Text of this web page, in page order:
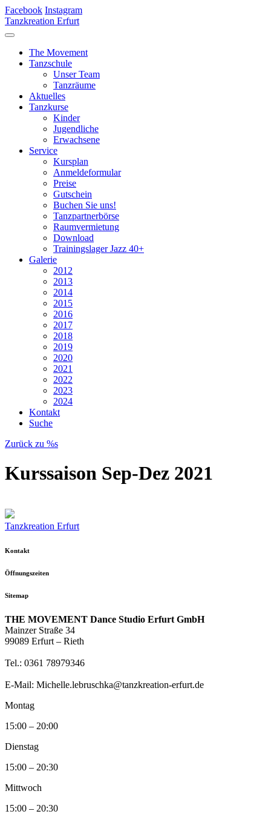
Facebook Instagram
Tanzkreation Erfurt
The Movement
Tanzschule
Unser Team
Tanzräume
Aktuelles
Tanzkurse
Kinder
Jugendliche
Erwachsene
Service
Kursplan
Anmeldeformular
Preise
Gutschein
Buchen Sie uns!
Tanzpartnerbörse
Raumvermietung
Download
Trainingslager Jazz 40+
Galerie
2012
2013
2014
2015
2016
2017
2018
2019
2020
2021
2022
2023
2024
Kontakt
Suche
Zurück zu %s
Kurssaison Sep-Dez 2021
Tanzkreation Erfurt
Kontakt
Öffnungszeiten
Sitemap
THE MOVEMENT Dance Studio Erfurt GmbH
Mainzer Straße 34
99089 Erfurt – Rieth
Tel.: 0361 78979346
E-Mail: Michelle.lebruschka@tanzkreation-erfurt.de
Montag
15:00 – 20:00
Dienstag
15:00 – 20:30
Mittwoch
15:00 – 20:30